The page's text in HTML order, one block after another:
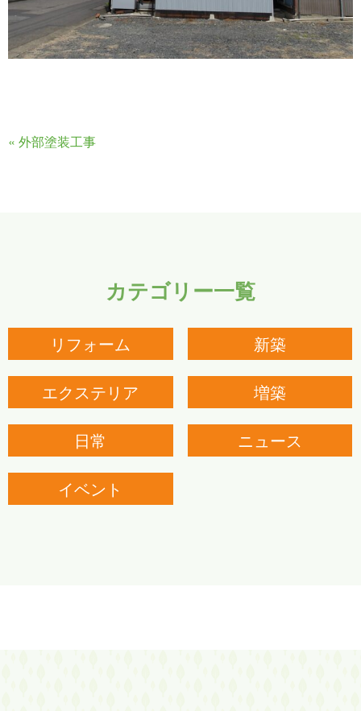
« 外部塗装工事
カテゴリー一覧
リフォーム 新築
エクステリア 増築
日常 ニュース
イベント